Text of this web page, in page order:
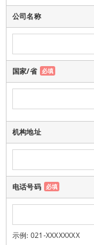
公司名称
国家/省 必填
机构地址
电话号码 必填
示例: 021-XXXXXXXX